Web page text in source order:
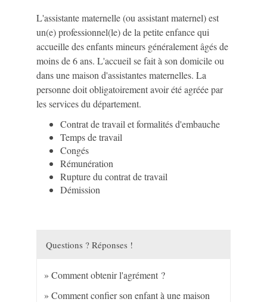
L'assistante maternelle (ou assistant maternel) est
un(e) professionnel(le) de la petite enfance qui
accueille des enfants mineurs généralement âgés de
moins de 6 ans. L'accueil se fait à son domicile ou
dans une maison d'assistantes maternelles. La
personne doit obligatoirement avoir été agréée par
les services du département.
Contrat de travail et formalités d'embauche
Temps de travail
Congés
Rémunération
Rupture du contrat de travail
Démission
Questions ? Réponses !
Comment obtenir l'agrément ?
Comment confier son enfant à une maison